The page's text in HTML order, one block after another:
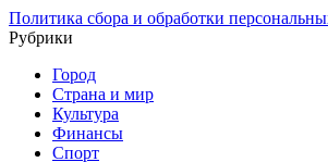
Политика сбора и обработки
Рубрики
Город
Страна и мир
Культура
Финансы
Спорт